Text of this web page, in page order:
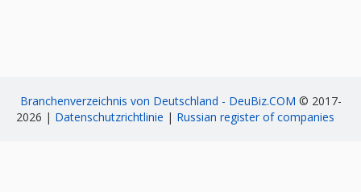
Branchenverzeichnis von Deutschland - DeuBiz.COM © 2017-
2026 | Datenschutzrichtlinie | Russian register of companies